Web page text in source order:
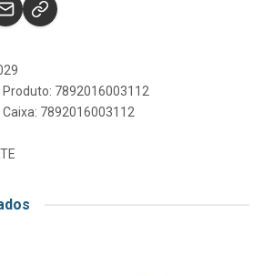
7892016003112
7892016003112